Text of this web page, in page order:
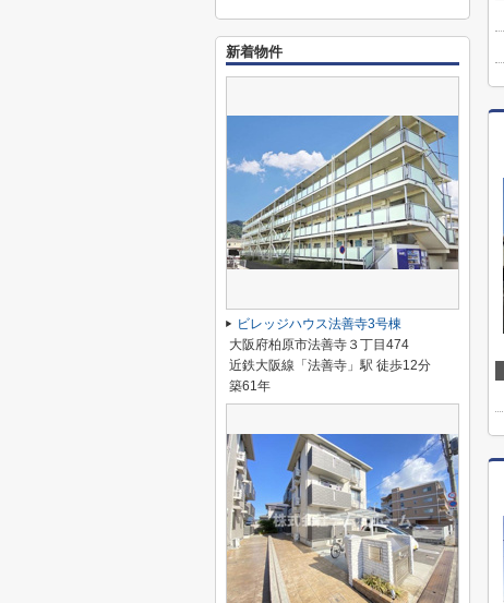
新着物件
ビレッジハウス法善寺3号棟
大阪府柏原市法善寺３丁目474
近鉄大阪線「法善寺」駅 徒歩12分
築61年